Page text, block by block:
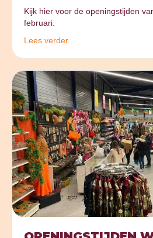
Kijk hier voor de openingstijden
februari.
Lees verder...